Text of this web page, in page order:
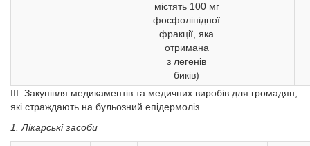
містять 100 мг
фосфоліпідної
фракції, яка
отримана
з легенів
биків)
III. Закупівля медикаментів та медичних виробів для громадян,
які страждають на бульозний епідермоліз
1. Лікарські засоби